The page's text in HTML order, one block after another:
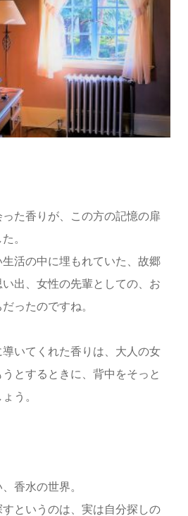
た香りが、この方の記憶の扉
。
活の中に埋もれていた、故郷
出、女性の先輩としての、お
ったのですね。
いてくれた香りは、大人の女
とするときに、背中をそっと
う。
香水の世界。
というのは、実は自分探しの